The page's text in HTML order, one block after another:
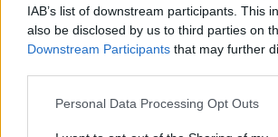
IAB’s list of downstream participants. This
also be disclosed by us to third parties on
Downstream Participants that may further
Personal Data Processing Opt Outs